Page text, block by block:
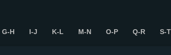
G-H I-J K-L M-N O-P Q-R S-T